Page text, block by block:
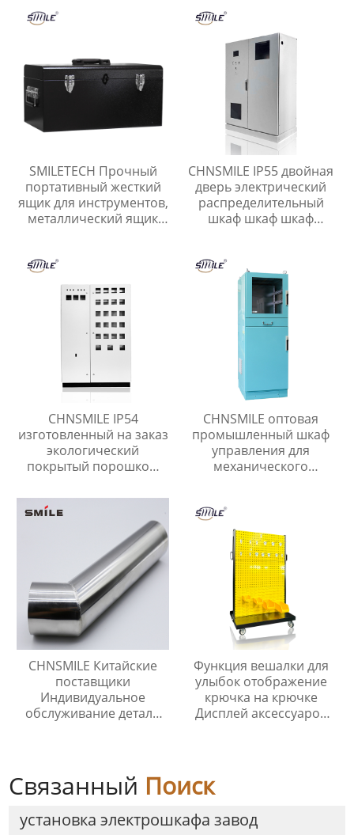
Китайские поставщики
SMILETECH Прочный
портативный жесткий
ящик для инструментов,
металлический ящик
оборудования
CHNSMILE IP55 двойная
дверь электрический
распределительный
шкаф шкаф шкаф
металлические шкаф
питания
CHNSMILE IP54
изготовленный на заказ
экологический
покрытый порошком
металлический шкаф
управления
CHNSMILE оптовая
промышленный шкаф
управления для
механического
популярной скидкой
CHNSMILE Китайские
поставщики
Индивидуальное
обслуживание детали
Функция вешалки для
улыбок отображение
крючка на крючке
Дисплей аксессуаров
Связанный Поиск
установка электрошкафа завод